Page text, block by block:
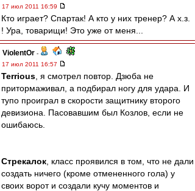
17 июл 2011 16:59
Кто играет? Спартак! А кто у них тренер? А х.з.
! Ура, товарищи! Это уже от меня...
ViolentOr -
17 июл 2011 16:57
Terrious , я смотрел повтор. Дзюба не
притормаживал, а подбирал ногу для удара. И
тупо проиграл в скорости защитнику второго
девизиона. Пасовавшим был Козлов, если не
ошибаюсь.
Стрекалок , класс проявился в том, что не дали
создать ничего (кроме отмененного гола) у
своих ворот и создали кучу моментов и